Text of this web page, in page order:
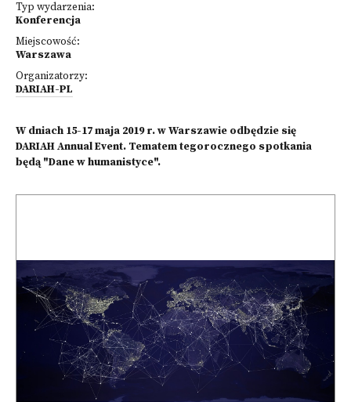
Typ wydarzenia:
Konferencja
Miejscowość:
Warszawa
Organizatorzy:
DARIAH-PL
W dniach 15-17 maja 2019 r. w Warszawie odbędzie się
DARIAH Annual Event. Tematem tegorocznego spotkania
będą "Dane w humanistyce".